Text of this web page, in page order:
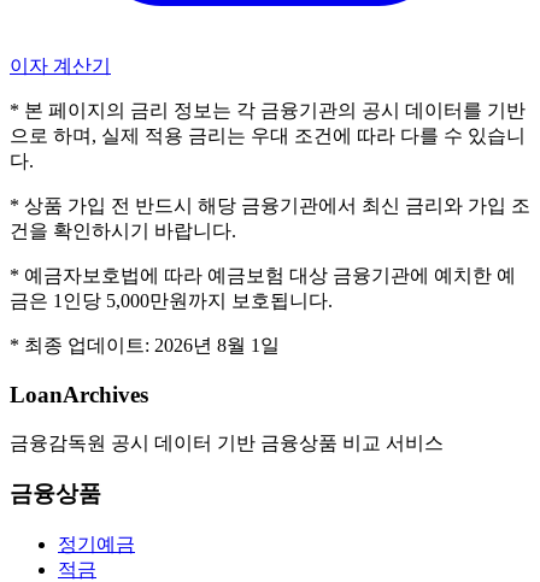
이자 계산기
* 본 페이지의 금리 정보는 각 금융기관의 공시 데이터를 기반
으로 하며, 실제 적용 금리는 우대 조건에 따라 다를 수 있습니
다.
* 상품 가입 전 반드시 해당 금융기관에서 최신 금리와 가입 조
건을 확인하시기 바랍니다.
* 예금자보호법에 따라 예금보험 대상 금융기관에 예치한 예
금은 1인당 5,000만원까지 보호됩니다.
* 최종 업데이트: 2026년 8월 1일
LoanArchives
금융감독원 공시 데이터 기반 금융상품 비교 서비스
금융상품
정기예금
적금